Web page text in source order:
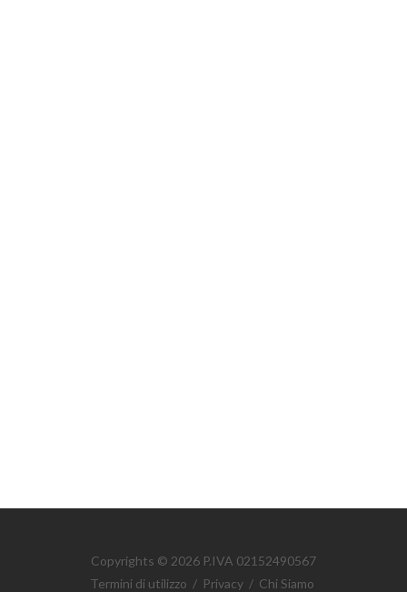
Copyrights © 2026 P.IVA 02152490567
Termini di utilizzo / Privacy / Chi Siamo